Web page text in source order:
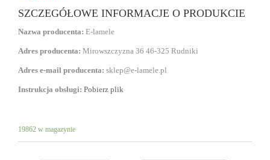
SZCZEGÓŁOWE INFORMACJE O PRODUKCIE
Nazwa producenta: E-lamele
Adres producenta: Mirowszczyzna 36 46-325 Rudniki
Adres e-mail producenta: sklep@e-lamele.pl
Instrukcja obsługi: Pobierz plik
19862 w magazynie